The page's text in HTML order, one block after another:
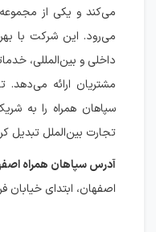
می‌کند و یکی از
می‌رود. این شرکت با
داخلی و بین‌المللی،
مشتریان ارائه
سپاهان همراه را به
تجارت بین‌الملل تبدیل
آدرس سپاهان همراه
اصفهان، ابتدای خیابان